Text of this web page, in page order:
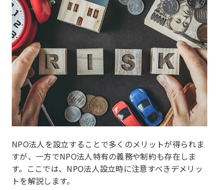
NPO法人を設立することで多くのメリットが得られま
すが、一方でNPO法人特有の義務や制約も存在しま
す。ここでは、NPO法人設立時に注意すべきデメリッ
トを解説します。